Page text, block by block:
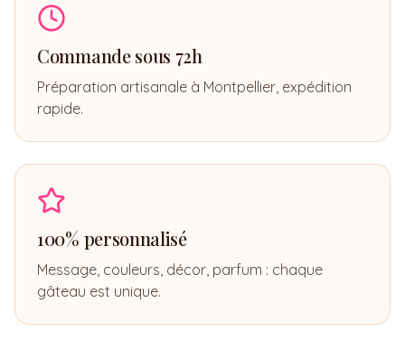
Commande sous 72h
Préparation artisanale à Montpellier, expédition
rapide.
100% personnalisé
Message, couleurs, décor, parfum : chaque
gâteau est unique.